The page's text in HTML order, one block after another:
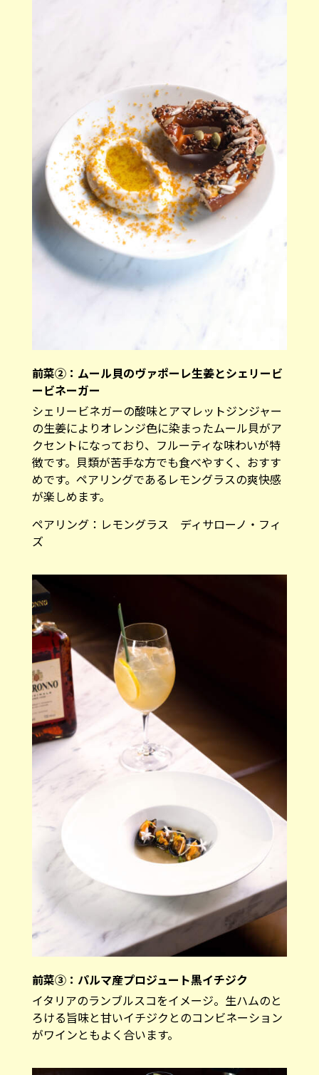
前菜②：ムール貝のヴァポーレ生姜とシェリービ
ービネーガー
シェリービネガーの酸味とアマレットジンジャー
の生姜によりオレンジ色に染まったムール貝がア
クセントになっており、フルーティな味わいが特
徴です。貝類が苦手な方でも食べやすく、おすす
めです。ペアリングであるレモングラスの爽快感
が楽しめます。
ペアリング：レモングラス ディサローノ・フィ
ズ
前菜③：パルマ産プロジュート黒イチジク
イタリアのランブルスコをイメージ。生ハムのと
ろける旨味と甘いイチジクとのコンビネーション
がワインともよく合います。